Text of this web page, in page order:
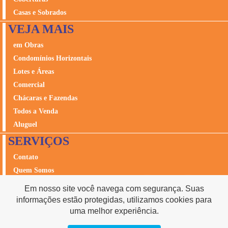
Casas e Sobrados
VEJA MAIS
em Obras
Condomínios Horizontais
Lotes e Áreas
Comercial
Chácaras e Fazendas
Todos a Venda
Aluguel
SERVIÇOS
Contato
Quem Somos
Avalie seu Imóvel
Seguros
Em nosso site você navega com segurança. Suas
informações estão protegidas, utilizamos cookies para
uma melhor experiência.